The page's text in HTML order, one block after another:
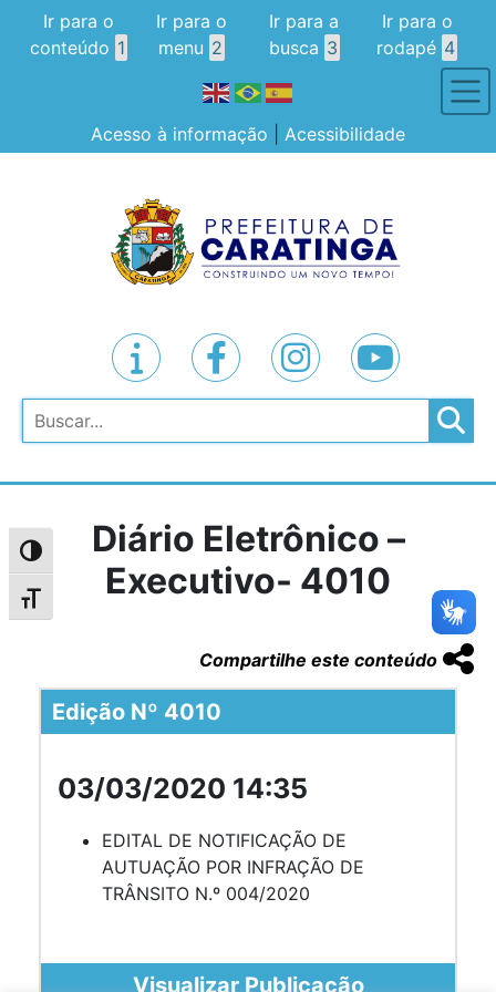
Alternar alto contraste
Alternar tamanho da fonte
Ir para o
conteúdo 1
Ir para o
menu 2
Ir para a
busca 3
Ir para o
rodapé 4
Acesso à informação Acessibilidade
Pesquisar
Diário Eletrônico –
Executivo- 4010
Compartilhe este conteúdo
Edição Nº 4010
03/03/2020 14:35
EDITAL DE NOTIFICAÇÃO DE
AUTUAÇÃO POR INFRAÇÃO DE
TRÂNSITO N.º 004/2020
Visualizar Publicação